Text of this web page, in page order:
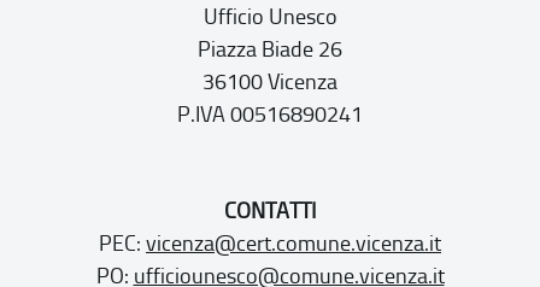
Ufficio Unesco
Piazza Biade 26
36100 Vicenza
P.IVA 00516890241
CONTATTI
PEC: vicenza@cert.comune.vicenza.it
PO: ufficiounesco@comune.vicenza.it